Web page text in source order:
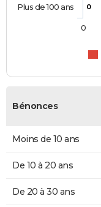
0
Plus de 100 ans
0
Bénonces
Moins de 10 ans
De 10 à 20 ans
De 20 à 30 ans